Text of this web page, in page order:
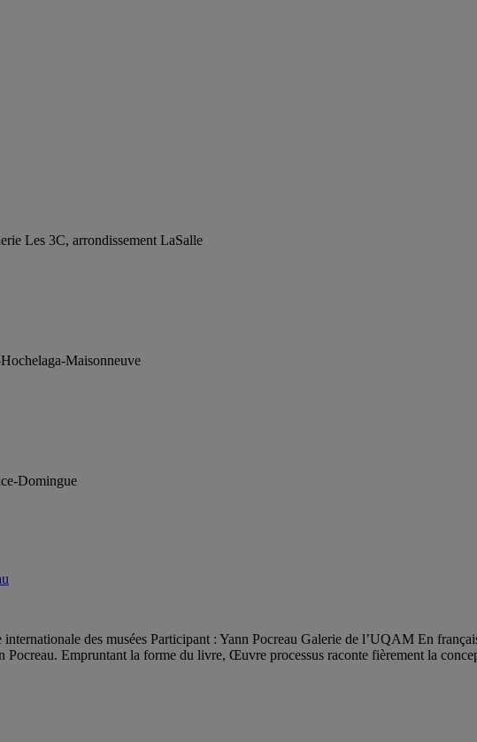
Les 3C, arrondissement LaSalle
Maisonneuve
Domingue
internationale des musées Participant : Yann Pocreau Galerie de l’UQAM En
Pocreau. Empruntant la forme du livre, Œuvre processus raconte fièrement la